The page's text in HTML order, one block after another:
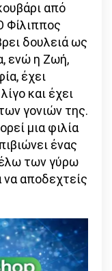
από
Φίλιππος
δουλειά ως
ενώ η Ζωή,
έχει
και έχει
γονιών της.
μια φιλία
ένας
των γύρω
να αποδεχτείς